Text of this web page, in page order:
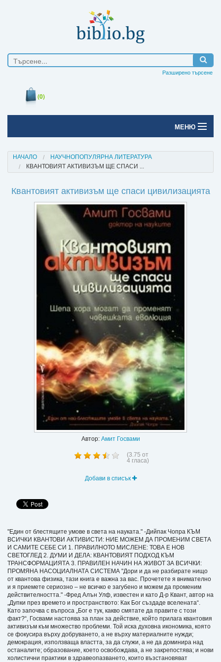
Разширено търсене
(0)
МЕНЮ
Печатни книги
Електронни книги
Е-списания
Промоции
Вход
Регистрация
НАЧАЛО
НАУЧНОПОПУЛЯРНА ЛИТЕРАТУРА
КВАНТОВИЯТ АКТИВИЗЪМ ЩЕ СПАСИ ...
Квантовият активизъм ще спаси цивилизацията
Автор: Амит Госвами
(3.75 от
4гласа)
Добави в списък
"Един от блестящите умове в света на науката." -Дийпак Чопра КЪМ
ВСИЧКИ КВАНТОВИ АКТИВИСТИ: НИЕ МОЖЕМ ДА ПРОМЕНИМ СВЕТА
И САМИТЕ СЕБЕ СИ 1. ПРАВИЛНОТО МИСЛЕНЕ: ТОВА Е НОВ
СВЕТОГЛЕД 2. ДУМИ И ДЕЛА: КВАНТОВИЯТ ПОДХОД КЪМ
ТРАНСФОРМАЦИЯТА 3. ПРАВИЛЕН НАЧИН НА ЖИВОТ ЗА ВСИЧКИ:
ПРОМЯНА НАСОЦИАЛНАТА СИСТЕМА "Дори и да не разбирате нищо
от квантова физика, тази книга е важна за вас. Прочетете я внимателно
и я приемете сериозно – не всичко е загубено и можем да променим
действителността." -Фред Алън Улф, известен и като Д-р Квант, автор на
„Дупки през времето и пространството: Как Бог създаде вселената“.
Като започва с въпроса „Бог е тук, какво смятате да правите с този
факт?“, Госвами настоява за план за действие, който прилага квантовия
активизъм към множество проблеми. Той иска духовна икономика, която
се фокусира върху добруването, а не върху материалните нужди;
демокрация, използваща властта, за да служи, а не да доминира над
останалите; образование, което освобождава, а не закрепостява; и нови
холистични практики в здравеопазването, които възстановяват